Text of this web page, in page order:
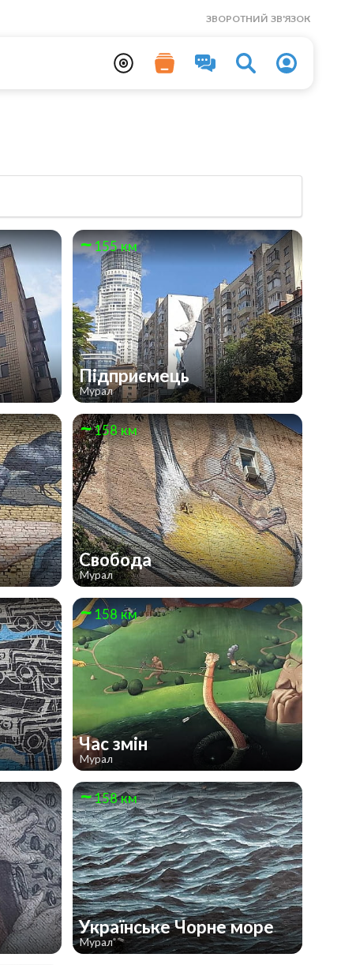
ЗВОРОТНИЙ ЗВ'ЯЗОК
155 км
Підприємець
Мурал
158 км
Свобода
Мурал
158 км
Час змін
Мурал
158 км
Українське Чорне море
Мурал